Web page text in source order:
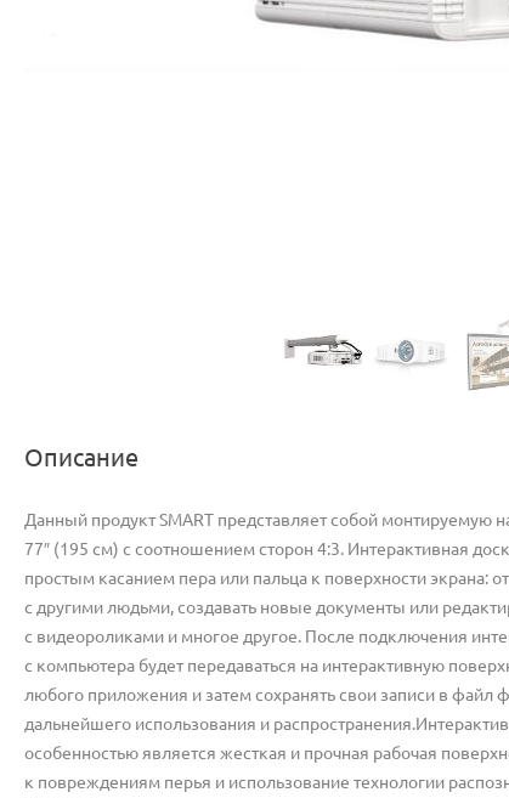
Описание
Данный продукт SMART представляет собой монтируемую
77″ (195 см) с соотношением сторон 4:3. Интерактивная
простым касанием пера или пальца к поверхности экрана:
с другими людьми, создавать новые документы или
с видеороликами и многое другое. После подключения
с компьютера будет передаваться на интерактивную
любого приложения и затем сохранять свои записи в файл
дальнейшего использования и
особенностью является жесткая и прочная рабочая
к повреждениям перья и использование технологии